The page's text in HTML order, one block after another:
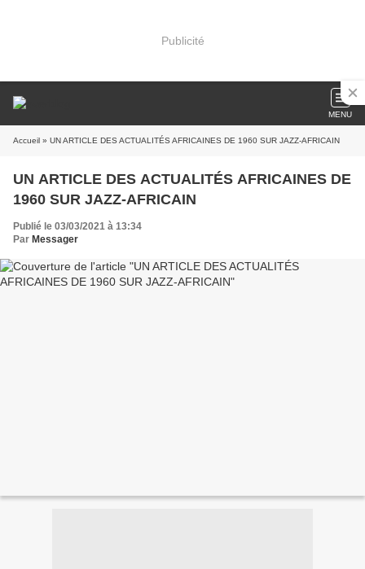
Publicité
MENU
Accueil » UN ARTICLE DES ACTUALITÉS AFRICAINES DE 1960 SUR JAZZ-AFRICAIN
UN ARTICLE DES ACTUALITÉS AFRICAINES DE
1960 SUR JAZZ-AFRICAIN
Publié le 03/03/2021 à 13:34
Par Messager